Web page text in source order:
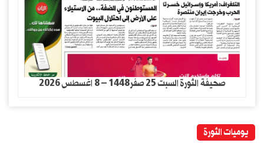
صحيفة الثورة السبت 25 صفر1448 – 8 اغسطس 2026
يوميات الثورة